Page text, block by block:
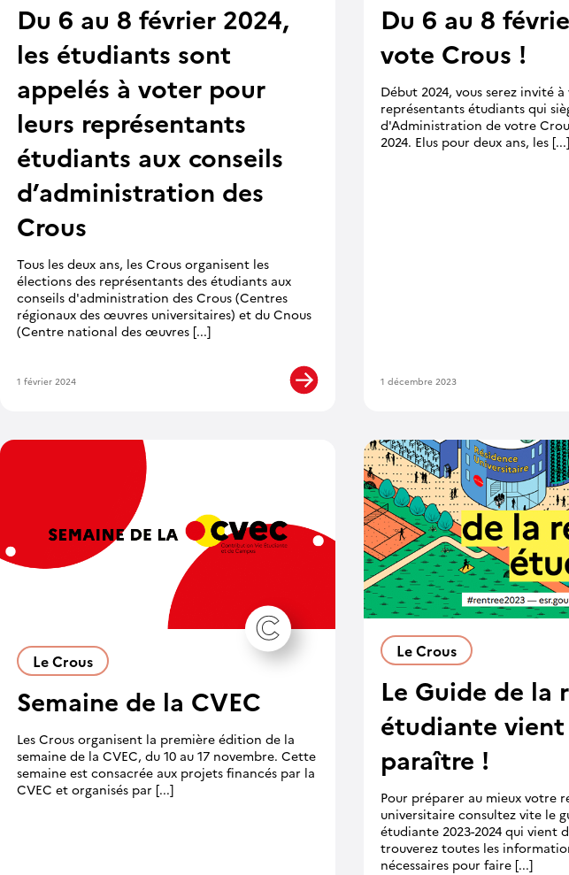
Du 6 au 8 février 2024,
les étudiants sont
appelés à voter pour
leurs représentants
étudiants aux conseils
d’administration des
Crous
Tous les deux ans, les Crous organisent les
élections des représentants des étudiants aux
conseils d'administration des Crous (Centres
régionaux des œuvres universitaires) et du Cnous
(Centre national des œuvres [...]
1 février 2024
Du 6 au 8
vote Crous !
Début 2024, vous serez invité
représentants étudiants qui
d'Administration de votre
2024. Elus pour deux ans, les [...]
1 décembre 2023
Semaine de la CVEC
Le Crous
Les Crous organisent la première édition de la
semaine de la CVEC, du 10 au 17 novembre. Cette
semaine est consacrée aux projets financés par la
CVEC et organisés par [...]
Le Guide de la
étudiante
paraître !
Le Crous
Pour préparer au mieux votre
universitaire consultez vite le
étudiante 2023-2024 qui vient
trouverez toutes les
nécessaires pour faire [...]